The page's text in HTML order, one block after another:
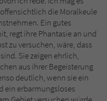
die Moralkeule
Ein gutes
regt ihre Phantasie an und
zu versuchen, wäre, dass
Sie zeigen ehrlich,
aus ihrer Begeisterung
deutlich, wenn sie ein
ein erbarmungsloses